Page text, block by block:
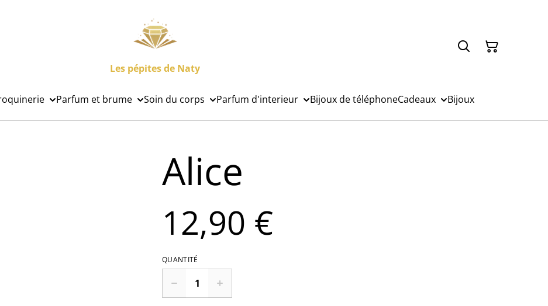
Les pépites de Naty
Parfum et brume Soin du corps Parfum d'interieur Bijoux de téléphoneCadeaux Bijoux
Alice
12,90 €
QUANTITÉ